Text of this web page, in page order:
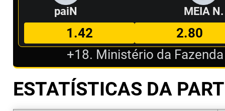
paiN MEIA N.
1.42
2.80
+18. Ministério da
ESTATÍSTICAS DA